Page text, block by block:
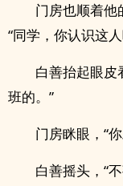
门房也顺着他
“同学，你认识这
白善抬起眼皮
班的。”
门房眯眼，“
白善摇头，“